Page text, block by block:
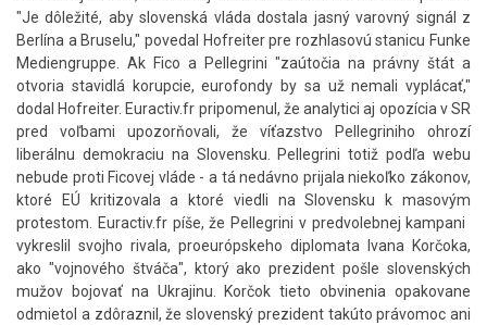
"Je dôležité, aby slovenská vláda dostala jasný varovný signál z
Berlína a Bruselu," povedal Hofreiter pre rozhlasovú stanicu Funke
Mediengruppe. Ak Fico a Pellegrini "zaútočia na právny štát a
otvoria stavidlá korupcie, eurofondy by sa už nemali vyplácať,"
dodal Hofreiter. Euractiv.fr pripomenul, že analytici aj opozícia v SR
pred voľbami upozorňovali, že víťazstvo Pellegriniho ohrozí
liberálnu demokraciu na Slovensku. Pellegrini totiž podľa webu
nebude proti Ficovej vláde - a tá nedávno prijala niekoľko zákonov,
ktoré EÚ kritizovala a ktoré viedli na Slovensku k masovým
protestom. Euractiv.fr píše, že Pellegrini v predvolebnej kampani ​​
vykreslil svojho rivala, proeurópskeho diplomata Ivana Korčoka,
ako "vojnového štváča", ktorý ako prezident pošle slovenských
mužov bojovať na Ukrajinu. Korčok tieto obvinenia opakovane
odmietol a zdôraznil, že slovenský prezident takúto právomoc ani